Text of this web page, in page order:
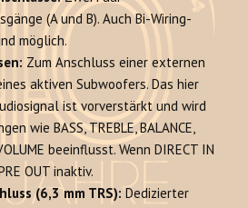
(A und B). Auch Bi-Wiring-
möglich.
Zum Anschluss einer externen
aktiven Subwoofers. Das hier
ist vorverstärkt und wird
wie BASS, TREBLE, BALANCE,
beeinflusst. Wenn DIRECT IN
OUT inaktiv.
(6,3 mm TRS): Dedizierter